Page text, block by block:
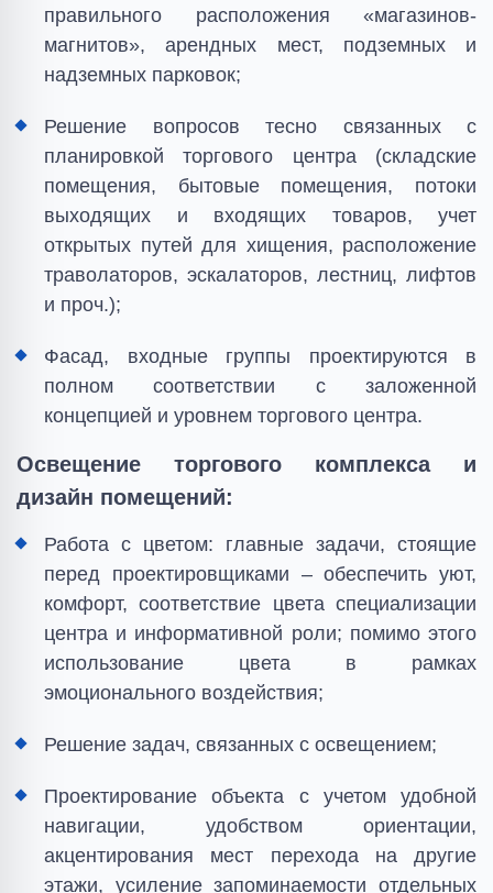
правильного расположения «магазинов-
магнитов», арендных мест, подземных и
надземных парковок;
Решение вопросов тесно связанных с
планировкой торгового центра (складские
помещения, бытовые помещения, потоки
выходящих и входящих товаров, учет
открытых путей для хищения, расположение
траволаторов, эскалаторов, лестниц, лифтов
и проч.);
Фасад, входные группы проектируются в
полном соответствии с заложенной
концепцией и уровнем торгового центра.
Освещение торгового комплекса и
дизайн помещений:
Работа с цветом: главные задачи, стоящие
перед проектировщиками – обеспечить уют,
комфорт, соответствие цвета специализации
центра и информативной роли; помимо этого
использование цвета в рамках
эмоционального воздействия;
Решение задач, связанных с освещением;
Проектирование объекта с учетом удобной
навигации, удобством ориентации,
акцентирования мест перехода на другие
этажи, усиление запоминаемости отдельных